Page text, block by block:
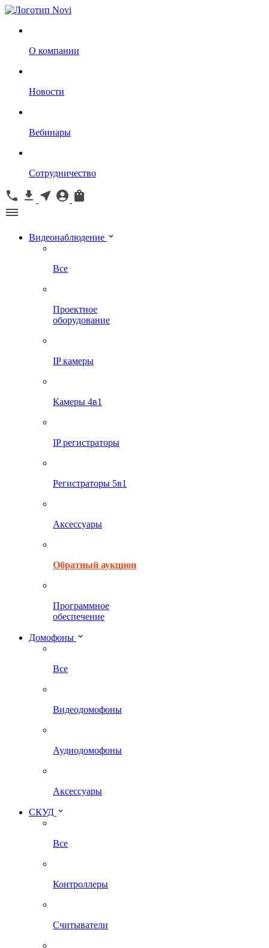
О компании
Новости
Вебинары
Сотрудничество
Видеонаблюдение
Все
Проектное
оборудование
IP камеры
Камеры 4в1
IP регистраторы
Регистраторы 5в1
Аксессуары
Обратный аукцион
Программное
обеспечение
Домофоны
Все
Видеодомофоны
Аудиодомофоны
Аксессуары
СКУД
Все
Контроллеры
Считыватели